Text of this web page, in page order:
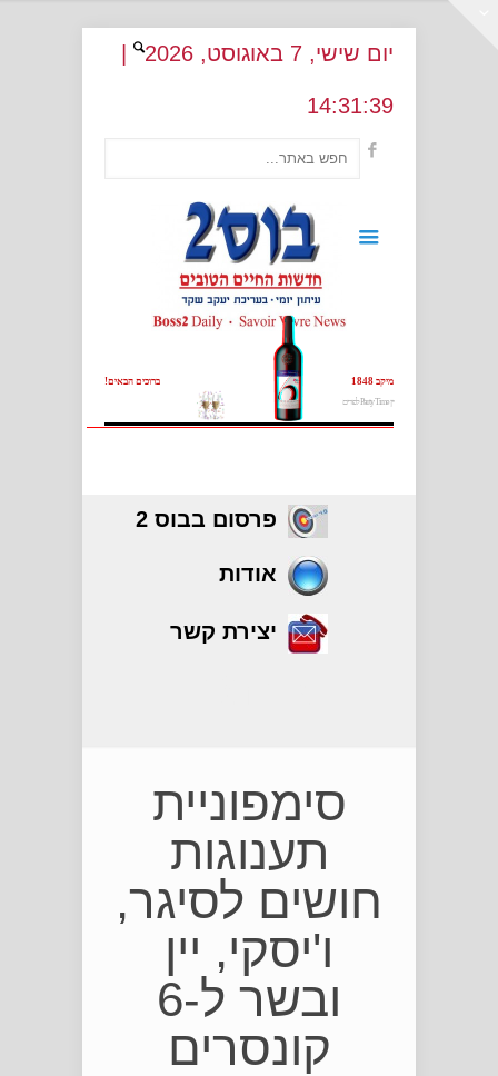
יום שישי, 7 באוגוסט, 2026
14:31:40
ברוכים הבאים! מיקב 1848
יין Party Time לפורים
פרסום בבוס 2
אודות
יצירת קשר
סימפוניית
תענוגות
חושים לסיגר,
ו'יסקי, יין
ובשר ל-6
קונסרים